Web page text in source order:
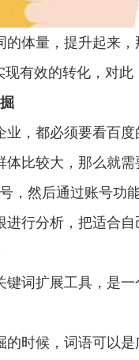
体量，提升起来
有效的转化，对
，都必须要看百
体比较大，那么就
，然后通过账号功
行分析，把适合自
词扩展工具，是
时候，词语可以